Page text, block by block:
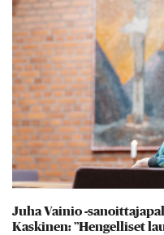
Juha Vainio -
Kaskinen: ”Hengelliset